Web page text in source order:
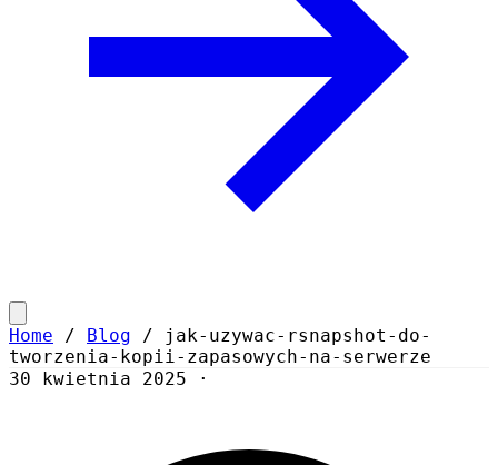
Home / Blog /
jak-uzywac-rsnapshot-do-
tworzenia-kopii-zapasowych-na-serwerze
30 kwietnia 2025
·